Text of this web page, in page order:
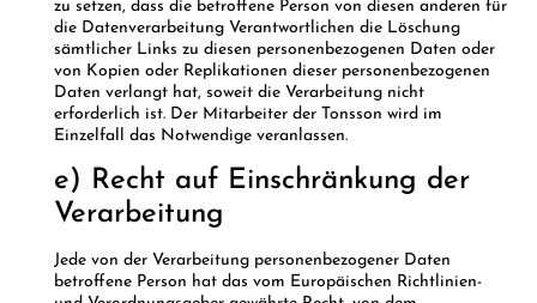
zu setzen, dass die betroffene Person von diesen anderen für
die Datenverarbeitung Verantwortlichen die Löschung
sämtlicher Links zu diesen personenbezogenen Daten oder
von Kopien oder Replikationen dieser personenbezogenen
Daten verlangt hat, soweit die Verarbeitung nicht
erforderlich ist. Der Mitarbeiter der Tonsson wird im
Einzelfall das Notwendige veranlassen.
e) Recht auf Einschränkung der
Verarbeitung
Jede von der Verarbeitung personenbezogener Daten
betroffene Person hat das vom Europäischen Richtlinien-